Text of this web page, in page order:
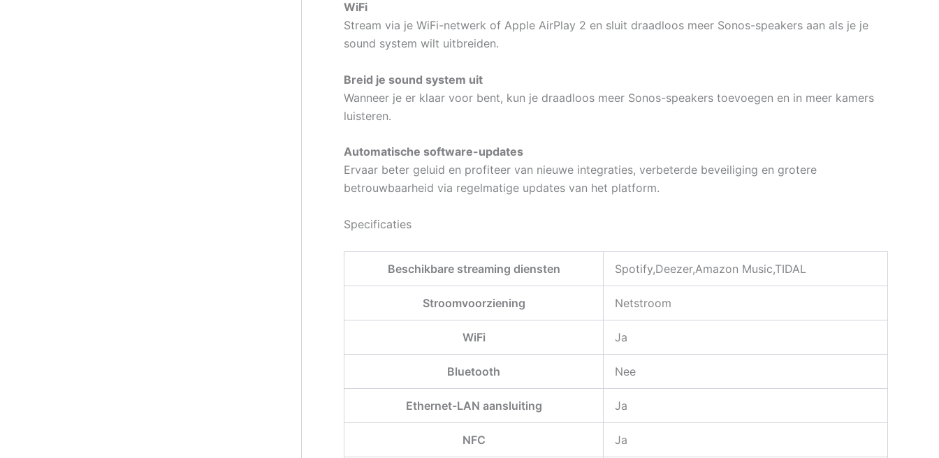
WiFi
Stream via je WiFi-netwerk of Apple AirPlay 2 en sluit draadloos meer Sonos-speakers aan als je je
sound system wilt uitbreiden.
Breid je sound system uit
Wanneer je er klaar voor bent, kun je draadloos meer Sonos-speakers toevoegen en in meer kamers
luisteren.
Automatische software-updates
Ervaar beter geluid en profiteer van nieuwe integraties, verbeterde beveiliging en grotere
betrouwbaarheid via regelmatige updates van het platform.
Specificaties
Beschikbare streaming diensten Spotify,Deezer,Amazon Music,TIDAL
Stroomvoorziening Netstroom
WiFi Ja
Bluetooth Nee
Ethernet-LAN aansluiting Ja
NFC Ja